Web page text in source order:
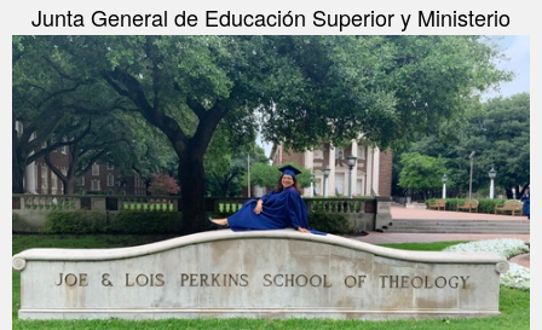
Junta General de Educación Superior y Ministerio